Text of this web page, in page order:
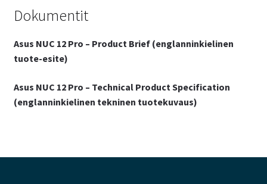
Dokumentit
Asus NUC 12 Pro – Product Brief (englanninkielinen
tuote-esite)
Asus NUC 12 Pro – Technical Product Specification
(englanninkielinen tekninen tuotekuvaus)